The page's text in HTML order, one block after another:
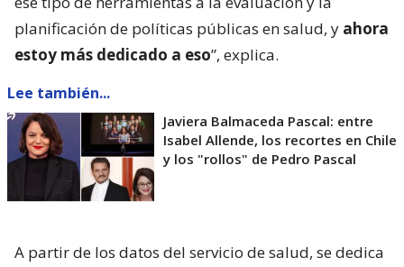
planificación de políticas públicas en salud, y ahora
estoy más dedicado a eso”, explica.
Lee también...
Javiera Balmaceda Pascal: entre
Isabel Allende, los recortes en Chile
y los "rollos" de Pedro Pascal
A partir de los datos del servicio de salud, se dedica